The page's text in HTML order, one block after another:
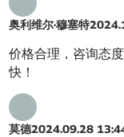
奥利维尔·穆塞特
价格合理，咨询态
快！
莫德2024.09.28